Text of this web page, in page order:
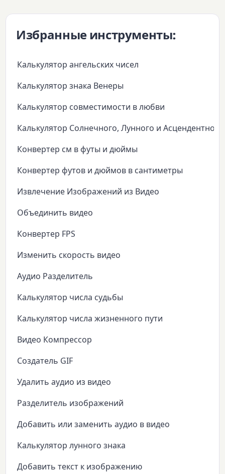
Избранные инструменты:
Калькулятор ангельских чисел
Калькулятор знака Венеры
Калькулятор совместимости в любви
Калькулятор Солнечного, Лунного и Асцендентного
Конвертер см в футы и дюймы
Конвертер футов и дюймов в сантиметры
Извлечение Изображений из Видео
Объединить видео
Конвертер FPS
Изменить скорость видео
Аудио Разделитель
Калькулятор числа судьбы
Калькулятор числа жизненного пути
Видео Компрессор
Создатель GIF
Удалить аудио из видео
Разделитель изображений
Добавить или заменить аудио в видео
Калькулятор лунного знака
Добавить текст к изображению